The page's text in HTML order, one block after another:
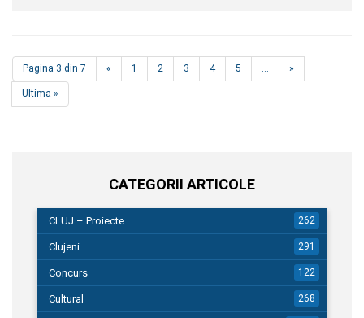
Pagina 3 din 7 « 1 2 3 4 5 ... »
Ultima »
CATEGORII ARTICOLE
CLUJ – Proiecte 262
Clujeni 291
Concurs 122
Cultural 268